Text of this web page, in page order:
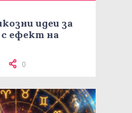
идеи за
ефект на
0